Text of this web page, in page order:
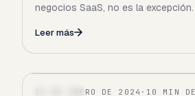
negocios SaaS, no es la
Leer más
22 DE ENERO DE 2024 · 10 MIN